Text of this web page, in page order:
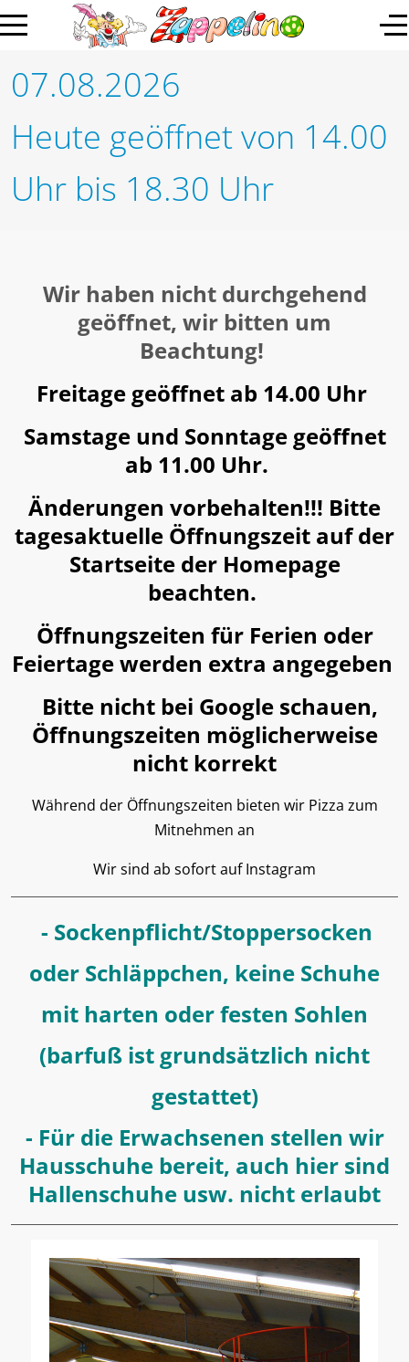
07.08.2026
Heute geöffnet von 14.00
Uhr bis 18.30 Uhr
Wir haben nicht durchgehend
geöffnet, wir bitten um
Beachtung!
Freitage geöffnet ab 14.00 Uhr
Samstage und Sonntage geöffnet
ab 11.00 Uhr.
Änderungen vorbehalten!!! Bitte
tagesaktuelle Öffnungszeit auf der
Startseite der Homepage
beachten.
Öffnungszeiten für Ferien oder
Feiertage werden extra angegeben
Bitte nicht bei Google schauen,
Öffnungszeiten möglicherweise
nicht korrekt
Während der Öffnungszeiten bieten wir Pizza zum
Mitnehmen an
Wir sind ab sofort auf Instagram
- Sockenpflicht/Stoppersocken
oder Schläppchen, keine Schuhe
mit harten oder festen Sohlen
(barfuß ist grundsätzlich nicht
gestattet)
- Für die Erwachsenen stellen wir
Hausschuhe bereit, auch hier sind
Hallenschuhe usw. nicht erlaubt